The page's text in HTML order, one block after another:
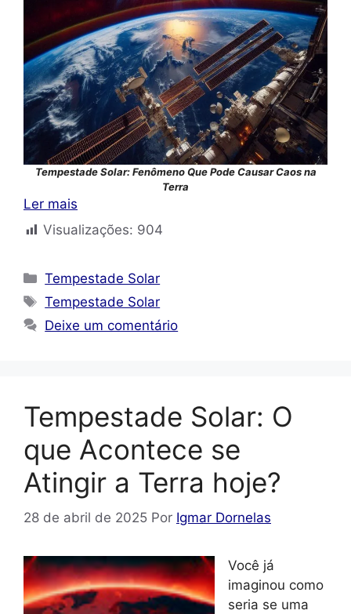
Tempestade Solar: Fenômeno Que Pode Causar Caos na
Terra
Ler mais
Visualizações: 904
Categorias
Tempestade Solar
Tags
Tempestade Solar
Deixe um comentário
Tempestade Solar: O
que Acontece se
Atingir a Terra hoje?
28 de abril de 2025 Por Igmar Dornelas
Você já
imaginou como
seria se uma